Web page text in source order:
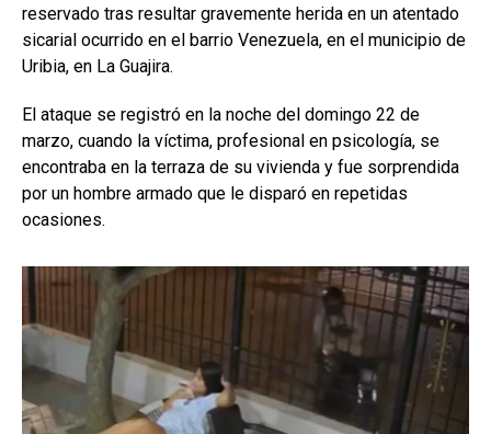
reservado tras resultar gravemente herida en un atentado
sicarial ocurrido en el barrio Venezuela, en el municipio de
Uribia, en La Guajira.
El ataque se registró en la noche del domingo 22 de
marzo, cuando la víctima, profesional en psicología, se
encontraba en la terraza de su vivienda y fue sorprendida
por un hombre armado que le disparó en repetidas
ocasiones.